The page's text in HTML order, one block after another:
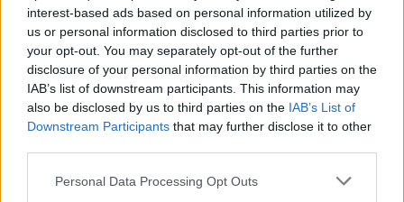
interest-based ads based on personal information utilized by
us or personal information disclosed to third parties prior to
your opt-out. You may separately opt-out of the further
disclosure of your personal information by third parties on the
IAB’s list of downstream participants. This information may
also be disclosed by us to third parties on the IAB’s List of
Downstream Participants that may further disclose it to other
Personal Data Processing Opt Outs